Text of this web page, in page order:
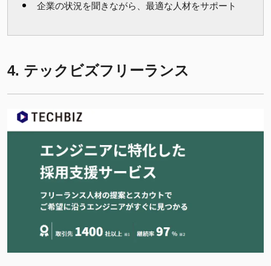
企業の状況を聞きながら、最適な人材をサポート
4. テックビズフリーランス